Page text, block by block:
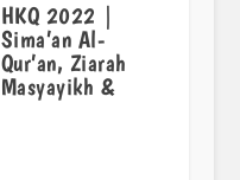
HKQ 2022 |
Sima’an Al-
Qur’an, Ziarah
Masyayikh &